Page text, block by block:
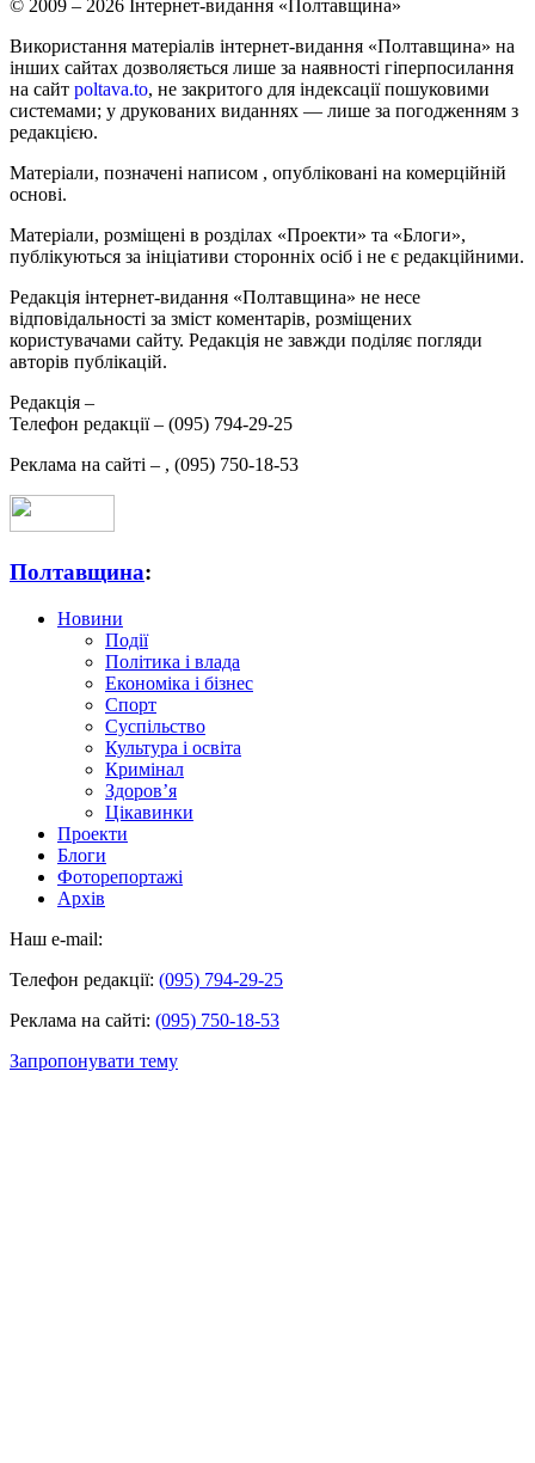
© 2009 – 2026 Інтернет-видання «Полтавщина»
Використання матеріалів інтернет-видання «Полтавщина» на
інших сайтах дозволяється лише за наявності гіперпосилання
на сайт poltava.to, не закритого для індексації пошуковими
системами; у друкованих виданнях — лише за погодженням з
редакцією.
Матеріали, позначені написом , опубліковані на комерційній
основі.
Матеріали, розміщені в розділах «Проекти» та «Блоги»,
публікуються за ініціативи сторонніх осіб і не є редакційними.
Редакція інтернет-видання «Полтавщина» не несе
відповідальності за зміст коментарів, розміщених
користувачами сайту. Редакція не завжди поділяє погляди
авторів публікацій.
Редакція –
Телефон редакції – (095) 794-29-25
Реклама на сайті – , (095) 750-18-53
Полтавщина:
Новини
Події
Політика і влада
Економіка і бізнес
Спорт
Суспільство
Культура і освіта
Кримінал
Здоров’я
Цікавинки
Проекти
Блоги
Фоторепортажі
Архів
Наш e-mail:
Телефон редакції: (095) 794-29-25
Реклама на сайті: (095) 750-18-53
Запропонувати тему